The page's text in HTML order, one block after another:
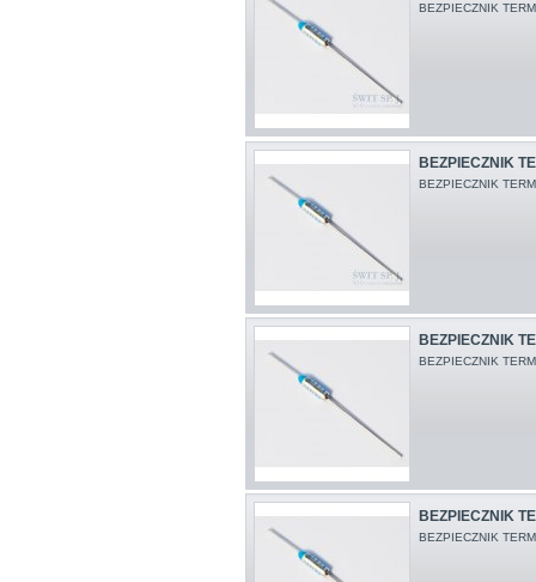
BEZPIECZNIK
BEZPIECZNIK
BEZPIECZNIK
BEZPIECZNIK
BEZPIECZNIK
BEZPIECZNIK
BEZPIECZNIK